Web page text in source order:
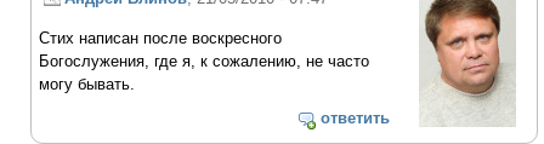
Стих написан после воскресного
Богослужения, где я, к сожалению, не часто
могу бывать.
ответить